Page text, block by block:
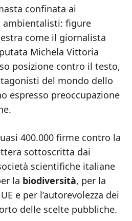
confinata ai
figure
come il giornalista
Michela Vittoria
posizione contro il testo,
del mondo dello
espresso preoccupazione
400.000 firme contro la
sottoscritta dai
scientifiche italiane
la biodiversità, per la
e per l’autorevolezza dei
delle scelte pubbliche.